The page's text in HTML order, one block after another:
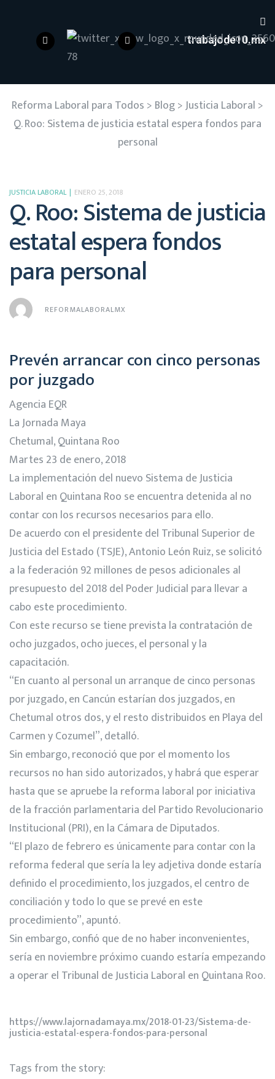
trabajode10.mx
Reforma Laboral para Todos > Blog>Justicia Laboral >
Q. Roo: Sistema de justicia estatal espera fondos para
personal
JUSTICIA LABORAL ENERO 25, 2018
Q. Roo: Sistema de justicia
estatal espera fondos
para personal
REFORMALABORALMX
Prevén arrancar con cinco personas
por juzgado
Agencia EQR
La Jornada Maya
Chetumal, Quintana Roo
Martes 23 de enero, 2018
La implementación del nuevo Sistema de Justicia
Laboral en Quintana Roo se encuentra detenida al no
contar con los recursos necesarios para ello.
De acuerdo con el presidente del Tribunal Superior de
Justicia del Estado (TSJE), Antonio León Ruiz, se solicitó
a la federación 92 millones de pesos adicionales al
presupuesto del 2018 del Poder Judicial para llevar a
cabo este procedimiento.
Con este recurso se tiene prevista la contratación de
ocho juzgados, ocho jueces, el personal y la
capacitación.
“En cuanto al personal un arranque de cinco personas
por juzgado, en Cancún estarían dos juzgados, en
Chetumal otros dos, y el resto distribuidos en Playa del
Carmen y Cozumel”, detalló.
Sin embargo, reconoció que por el momento los
recursos no han sido autorizados, y habrá que esperar
hasta que se apruebe la reforma laboral por iniciativa
de la fracción parlamentaria del Partido Revolucionario
Institucional (PRI), en la Cámara de Diputados.
“El plazo de febrero es únicamente para contar con la
reforma federal que sería la ley adjetiva donde estaría
definido el procedimiento, los juzgados, el centro de
conciliación y todo lo que se prevé en este
procedimiento”, apuntó.
Sin embargo, confió que de no haber inconvenientes,
sería en noviembre próximo cuando estaría empezando
a operar el Tribunal de Justicia Laboral en Quintana Roo.
https://www.lajornadamaya.mx/2018-01-23/Sistema-de-
justicia-estatal-espera-fondos-para-personal
Tags from the story: